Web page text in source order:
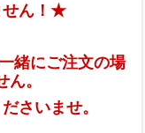
せん！★
緒にご注文の場
。
さいませ。